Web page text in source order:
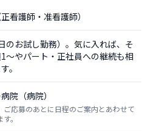
看護師・准看護師）
のお試し勤務）。気に入れば、そ
〜やパート・正社員への継続も相
。
院（病院）
ご応募のあとに日程のご案内とあわせて
。